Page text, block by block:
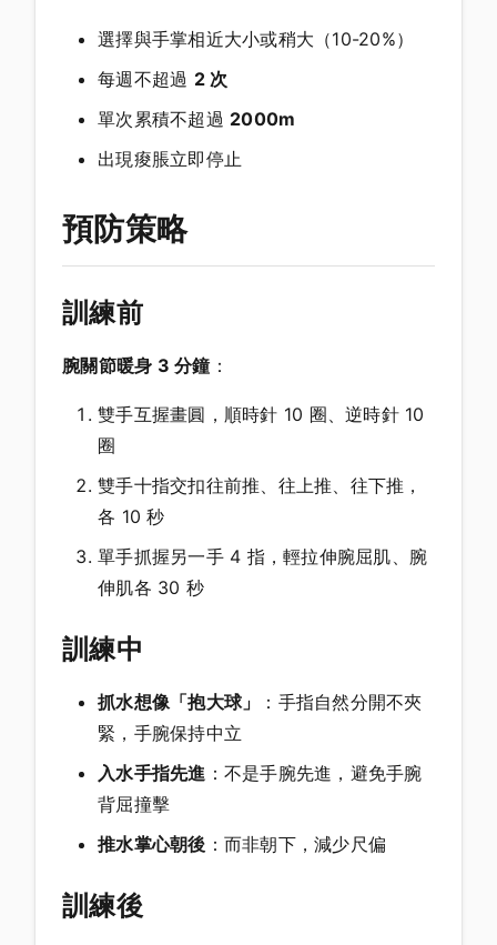
選擇與手掌相近大小或稍大（10-20%）
每週不超過 2 次
單次累積不超過 2000m
出現痠脹立即停止
預防策略
訓練前
腕關節暖身 3 分鐘：
雙手互握畫圓，順時針 10 圈、逆時針 10
圈
雙手十指交扣往前推、往上推、往下推，
各 10 秒
單手抓握另一手 4 指，輕拉伸腕屈肌、腕
伸肌各 30 秒
訓練中
抓水想像「抱大球」
：手指自然分開不夾
緊，手腕保持中立
入水手指先進 ：不是手腕先進，避免手腕
背屈撞擊
推水掌心朝後 ：而非朝下，減少尺偏
訓練後